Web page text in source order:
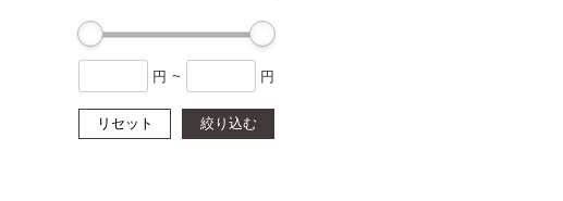
円 ~ 円
リセット 絞り込む